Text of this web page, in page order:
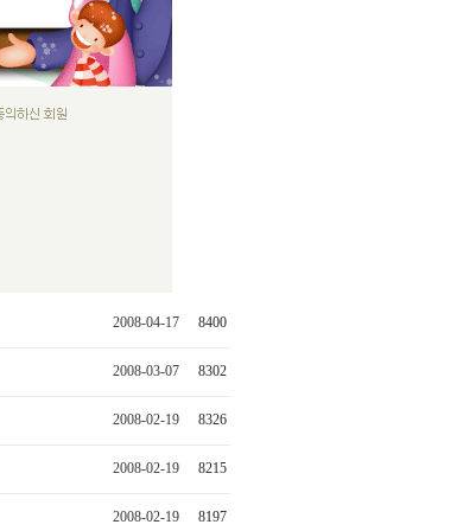
2008-04-17 8400
2008-03-07 8302
2008-02-19 8326
2008-02-19 8215
2008-02-19 8197